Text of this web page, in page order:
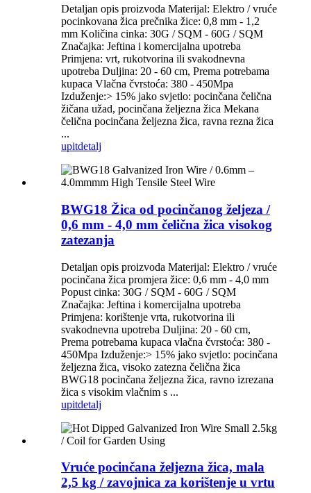
Detaljan opis proizvoda Materijal: Elektro / vruće
pocinkovana žica prečnika žice: 0,8 mm - 1,2
mm Količina cinka: 30G / SQM - 60G / SQM
Značajka: Jeftina i komercijalna upotreba
Primjena: vrt, rukotvorina ili svakodnevna
upotreba Duljina: 20 - 60 cm, Prema potrebama
kupaca Vlačna čvrstoća: 380 - 450Mpa
Izduženje:> 15% jako svjetlo: pocinčana čelična
žičana užad, pocinčana željezna žica Mekana
čelična pocinčana željezna žica, ravna rezna žica
...
upitdetalj
BWG18 Žica od pocinčanog željeza /
0,6 mm - 4,0 mm čelična žica visokog
zatezanja
Detaljan opis proizvoda Materijal: Elektro / vruće
pocinčana žica promjera žice: 0,6 mm - 4,0 mm
Popust cinka: 30G / SQM - 60G / SQM
Značajka: Jeftina i komercijalna upotreba
Primjena: korištenje vrta, rukotvorina ili
svakodnevna upotreba Duljina: 20 - 60 cm,
Prema potrebama kupaca vlačna čvrstoća: 380 -
450Mpa Izduženje:> 15% jako svjetlo: pocinčana
željezna žica, visoko zatezna čelična žica
BWG18 pocinčana željezna žica, ravno izrezana
žica s visokim vlačnim s ...
upitdetalj
Vruće pocinčana željezna žica, mala
2,5 kg / zavojnica za korištenje u vrtu